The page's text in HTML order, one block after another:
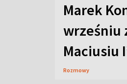
Marek
wrześniu
Maciusiu
Rozmowy